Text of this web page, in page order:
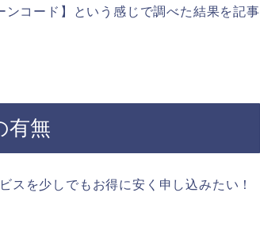
コード】という感じで調べた結果を記事
有無
スを少しでもお得に安く申し込みたい！